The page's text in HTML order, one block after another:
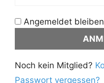
Angemeldet bleiben
Noch kein Mitglied?
Passwort vergessen?